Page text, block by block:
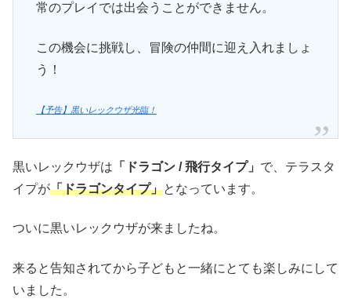
常のプレイでは出会うことができません。
この機会に挑戦し、冒険の仲間に迎え入れましょ
う！
【予告】黒いレックウザ光臨！
黒いレックウザは 「ドラゴン / 飛行タイプ」 で、テラスタ
イプが「ドラゴンタイプ」となっています。
ついに黒いレックウザが来ましたね。
来ると告知されてから子どもと一緒にとても楽しみにして
いました。